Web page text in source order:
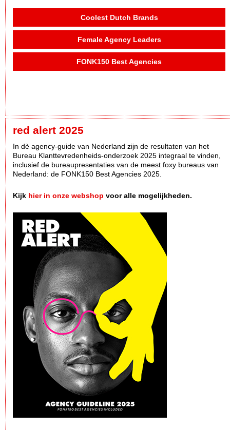
Coolest Dutch Brands
Female Agency Leaders
FONK150 Best Agencies
red alert 2025
In dè agency-guide van Nederland zijn de resultaten van het
Bureau Klanttevredenheids-onderzoek 2025 integraal te vinden,
inclusief de bureaupresentaties van de meest foxy bureaus van
Nederland: de FONK150 Best Agencies 2025.
Kijk hier in onze webshop voor alle mogelijkheden.